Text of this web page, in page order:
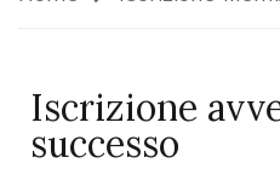
Iscrizione
successo​